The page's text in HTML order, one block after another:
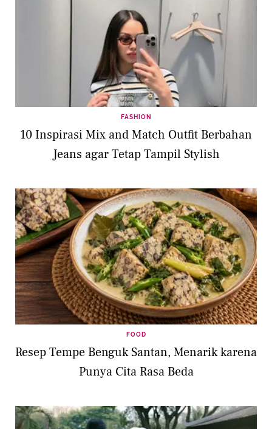
FASHION
10 Inspirasi Mix and Match Outfit Berbahan
Jeans agar Tetap Tampil Stylish
FOOD
Resep Tempe Benguk Santan, Menarik karena
Punya Cita Rasa Beda